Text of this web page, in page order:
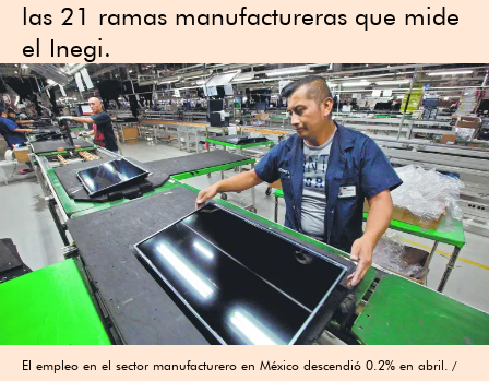
las 21 ramas manufactureras que mide
el Inegi.
El empleo en el sector manufacturero en México descendió 0.2% en abril.